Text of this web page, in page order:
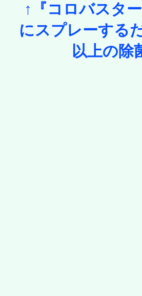
↑『コロバスタ
にスプレーする
以上の除